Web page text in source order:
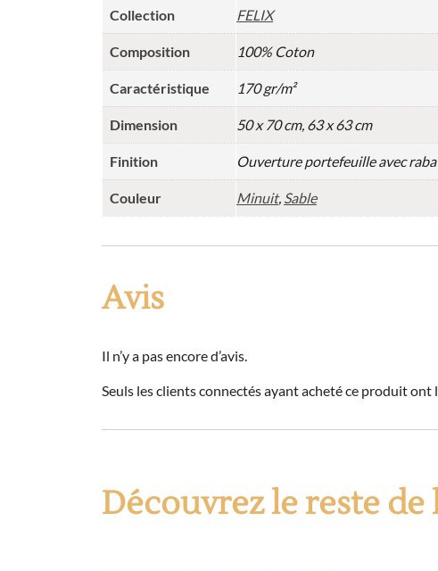
Collection FELIX
Composition 100% Coton
Caractéristique 170 gr/m²
Dimension 50 x 70 cm, 63 x 63 cm
Finition Ouverture portefeuille avec
Couleur Minuit, Sable
Avis
Il n’y a pas encore d’avis.
Seuls les clients connectés ayant acheté ce produit ont
Découvrez le reste